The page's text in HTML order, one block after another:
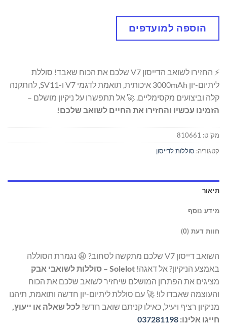
הוספה למועדפים
⚡ החזירו לשואב הדייסון V7 שלכם את הכוח שאבד! סוללת
ליתיום-יון 3000mAh איכותית, תואמת לדגמי V7 ו-SV11, להתקנה
קלה וביצועים מקסימליים. 🚀 אל תתפשרו על ניקיון מושלם –
הזמינו עכשיו והחזירו את החיים לשואב שלכם!
מק"ט: 810661
קטגוריה: סוללות לדייסון
תיאור
מידע נוסף
חוות דעת (0)
השואב דייסון V7 שלכם מתקשה לסחוב? 😩 נגמרת הסוללה
באמצע הניקיון? אל דאגה! Solelot – סוללות לשואבי אבק
מציגים את הפתרון המושלם שיחזיר לשואב שלכם את הכוח
והעוצמה שאבדו לו! 🚀 עם סוללת ליתיום-יון חדשה ותואמת, תיהנו
מניקיון רציף ויעיל, כאילו קניתם שואב חדש! לכל שאלה או ייעוץ,
חייגו אלינו: 037281198